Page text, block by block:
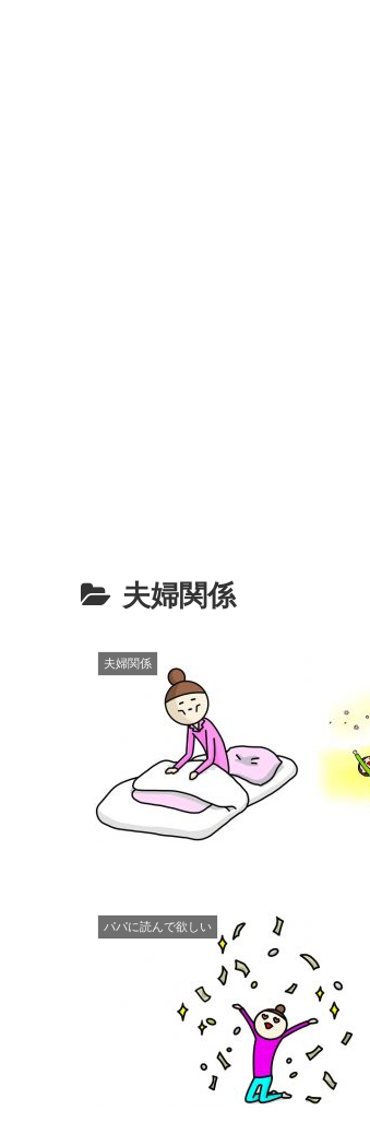
夫婦関係
夫婦関係
パパに読んで欲しい